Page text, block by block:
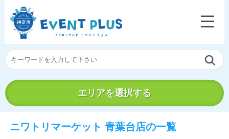
エリアを選択する
ニワトリマーケット 青葉台店の一覧